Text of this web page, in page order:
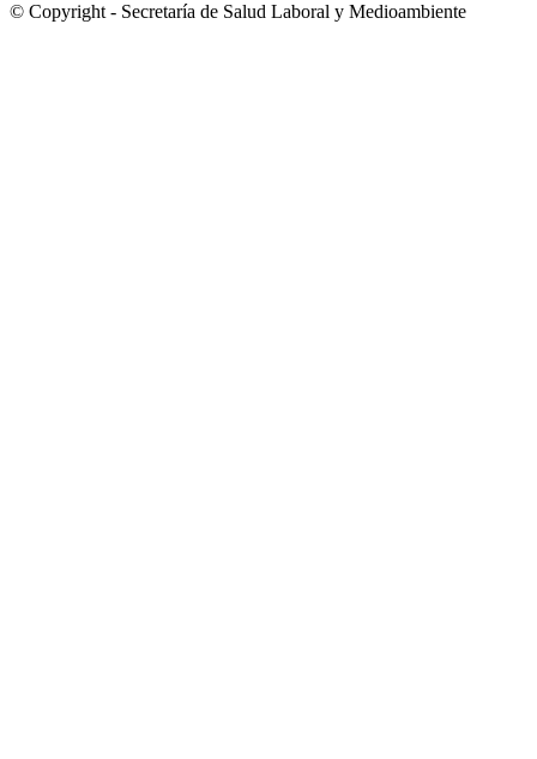
© Copyright - Secretaría de Salud Laboral y Medioambiente